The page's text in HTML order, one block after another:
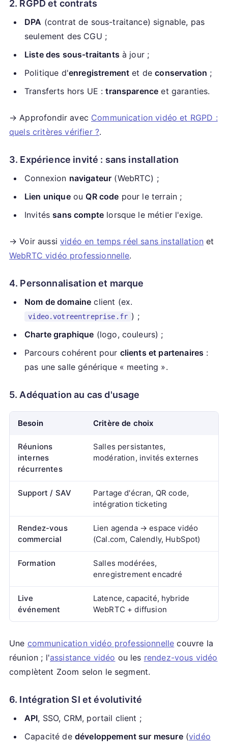
2. RGPD et contrats
DPA (contrat de sous-traitance) signable, pas
seulement des CGU ;
Liste des sous-traitants à jour ;
Politique d'enregistrement et deconservation ;
Transferts hors UE :transparence et garanties.
→ Approfondir avec Communication vidéo et RGPD :
quels critères vérifier ?.
3. Expérience invité : sans installation
Connexion navigateur (WebRTC) ;
Lien uniqueouQR code pour le terrain ;
Invitéssans compte lorsque le métier l'exige.
→ Voir aussividéo en temps réel sans installation et
WebRTC vidéo professionnelle.
4. Personnalisation et marque
Nom de domaine client (ex.
video.votreentreprise.fr ) ;
Charte graphique (logo, couleurs) ;
Parcours cohérent pour clients et partenaires :
pas une salle générique « meeting ».
5. Adéquation au cas d'usage
Besoin Critère de choix
Réunions
internes
récurrentes
Salles persistantes,
modération, invités externes
Support / SAV
Partage d'écran, QR code,
intégration ticketing
Rendez-vous
commercial
Lien agenda → espace vidéo
(Cal.com, Calendly, HubSpot)
Formation
Salles modérées,
enregistrement encadré
Live
événement
Latence, capacité, hybride
WebRTC + diffusion
Une communication vidéo professionnelle couvre la
réunion ; l'assistance vidéo ou les rendez-vous vidéo
complètent Zoom selon le segment.
6. Intégration SI et évolutivité
API, SSO, CRM, portail client ;
Capacité de développement sur mesure(vidéo